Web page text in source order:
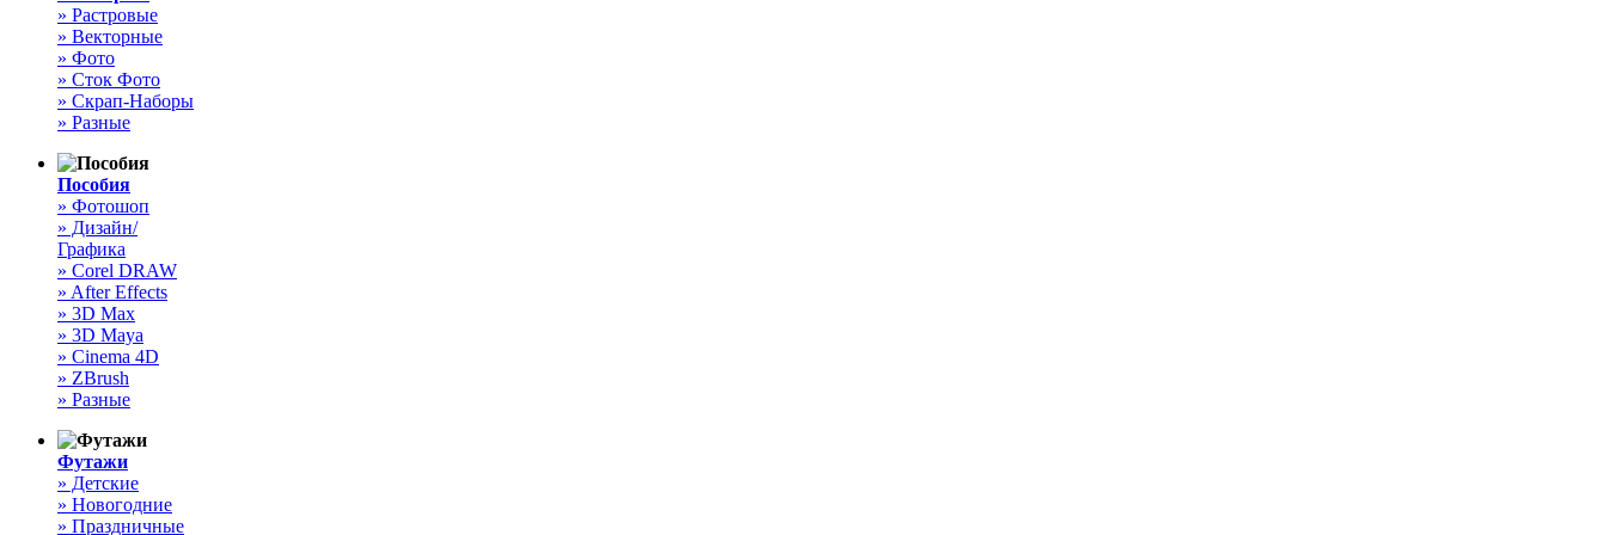
» Растровые
» Векторные
» Фото
» Сток Фото
» Скрап-Наборы
» Разные
Пособия
» Фотошоп
» Дизайн/
Графика
» Corel DRAW
» After Effects
» 3D Max
» 3D Maya
» Cinema 4D
» ZBrush
» Разные
Футажи
» Детские
» Новогодние
» Праздничные